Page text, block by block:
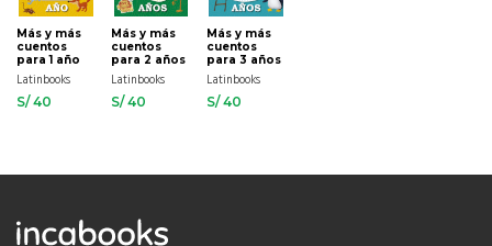
Más y más
cuentos
para 1 año
Latinbooks
S/ 40
Más y más
cuentos
para 2 años
Latinbooks
S/ 40
Más y más
cuentos
para 3 años
Latinbooks
S/ 40